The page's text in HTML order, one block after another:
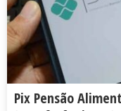
Pix Pensão